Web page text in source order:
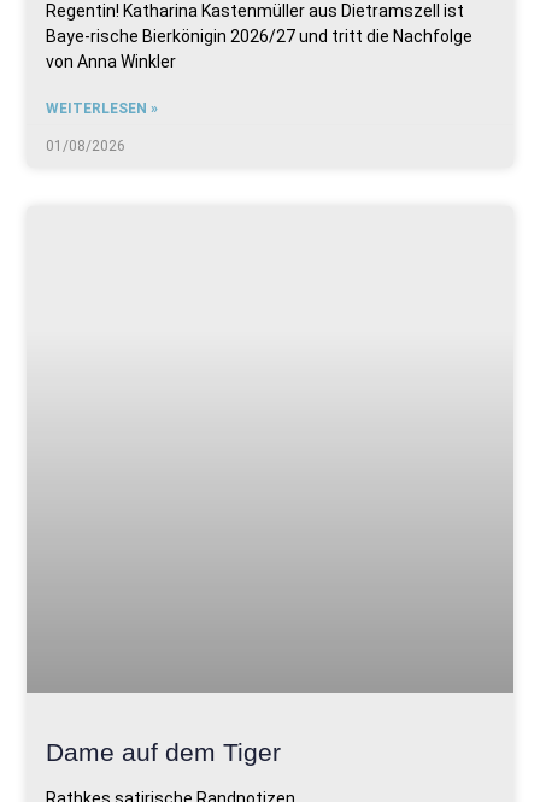
Regentin! Katharina Kastenmüller aus Dietramszell ist
Baye-rische Bierkönigin 2026/27 und tritt die Nachfolge
von Anna Winkler
WEITERLESEN »
01/08/2026
Dame auf dem Tiger
Rathkes satirische Randnotizen